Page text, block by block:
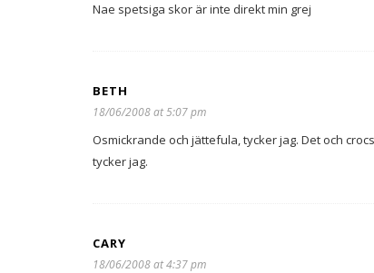
Nae spetsiga skor är inte direkt min grej
BETH
18/06/2008 at 5:07 pm
Osmickrande och jättefula, tycker jag. Det och
tycker jag.
CARY
18/06/2008 at 4:37 pm